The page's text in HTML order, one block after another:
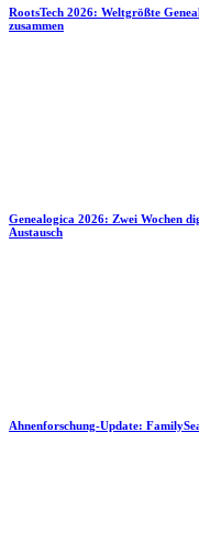
RootsTech 2026: Weltgrößte
zusammen
Genealogica 2026: Zwei Wochen
Austausch
Ahnenforschung-Update: